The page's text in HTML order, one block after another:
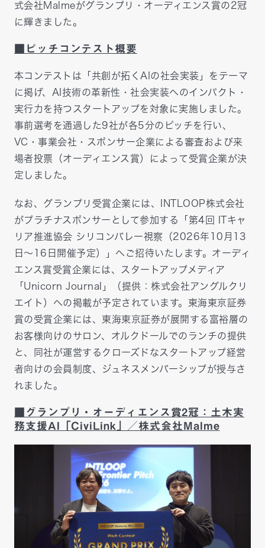
式会社Malmeがグランプリ・オーディエンス賞の2冠
に輝きました。
■ピッチコンテスト概要
本コンテストは「共創が拓くAIの社会実装」をテーマ
に掲げ、AI技術の革新性・社会実装へのインパクト・
実行力を持つスタートアップを対象に実施しました。
事前選考を通過した9社が各5分のピッチを行い、
VC・事業会社・スポンサー企業による審査および来
場者投票（オーディエンス賞）によって受賞企業が決
定しました。
なお、グランプリ受賞企業には、INTLOOP株式会社
がプラチナスポンサーとして参加する「第4回 ITキャ
リア推進協会 シリコンバレー視察（2026年10月13
日〜16日開催予定）」へご招待いたします。オーディ
エンス賞受賞企業には、スタートアップメディア
「Unicorn Journal」（提供：株式会社アングルクリ
エイト）への掲載が予定されています。東海東京証券
賞の受賞企業には、東海東京証券が展開する富裕層の
お客様向けのサロン、オルクドールでのランチの提供
と、同社が運営するクローズドなスタートアップ経営
者向けの会員制度、ジュネスメンバーシップが授与さ
れました。
■グランプリ・オーディエンス賞2冠：土木実
務支援AI「CiviLink」／株式会社Malme